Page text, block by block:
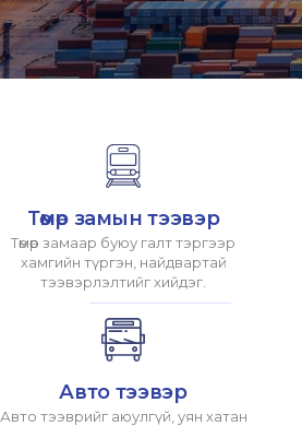
Төмөр замын тээвэр
Төмөр замаар буюу галт тэргээр
хамгийн түргэн, найдвартай
тээвэрлэлтийг хийдэг.
Авто тээвэр
Авто тээврийг аюулгүй, уян хатан